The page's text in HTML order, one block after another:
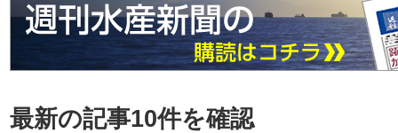
最新の記事10件を確認